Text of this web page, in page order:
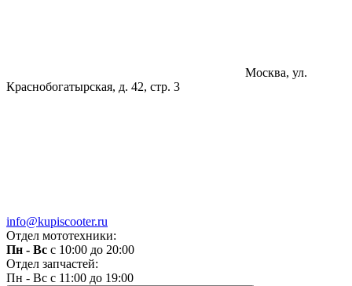
Москва, ул.
Краснобогатырская, д. 42, стр. 3
info@kupiscooter.ru
Отдел мототехники:
Пн - Вс с 10:00 до 20:00
Отдел запчастей:
Пн - Вс с 11:00 до 19:00